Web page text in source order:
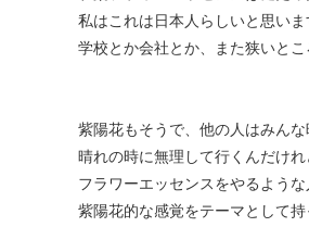
私はこれは日本人らしいと思いま
学校とか会社とか、また狭いと
紫陽花もそうで、他の人はみん
晴れの時に無理して行くんだけれ
フラワーエッセンスをやるような
紫陽花的な感覚をテーマとして持